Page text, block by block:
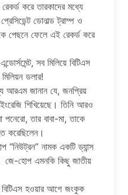
করে তারকাদের মধ্যে
ডোনাল্ড ট্রাম্প ও
পেছনে ফেলে এই রেকর্ড করে
সব মিলিয়ে বিটিএস
ডলার!
আরএম জানান যে, জনপ্রিয়
শিখিয়েছে। তিনি আরও
তার বাবা-মা, তাকে
করেছিলেন।
নামক একটি ড্যান্স
জে-হোপ এমনকি কিছু জাতীয়
হওয়ার আগে জংকুক